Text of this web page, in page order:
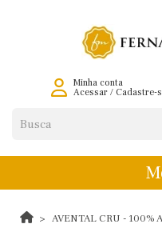
Minha conta
Acessar/ Cadastre-
AVENTAL CRU - 100%